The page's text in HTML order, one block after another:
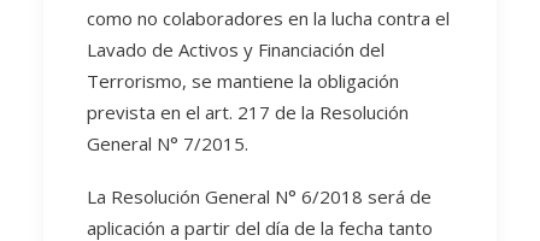
como no colaboradores en la lucha contra el
Lavado de Activos y Financiación del
Terrorismo, se mantiene la obligación
prevista en el art. 217 de la Resolución
General N° 7/2015.
La Resolución General N° 6/2018 será de
aplicación a partir del día de la fecha tanto